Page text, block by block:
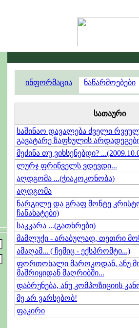
ინფორმაცია ნაწარმოებები
სათაური
საშინაო დავალება ძველი
გავატარე ზაფხულის
მეძინა თუ ვიხსენებდი?
ლურჯ ფრინველს ვდევდი...
აღდგომა ...(ჭიაკოკონობა)
აღდგომა
ნარგილე და გრაფ მონტე
ჩანახატები)
საკკარა ...(გათხრები)
მამლუქი - არაბულად, თეთრი
ამაღამ... ( ჩემიც - ექსპრომტი...)
ფორთოხალი მაროკოდან, ანუ
მაშრიყიდან მაღრიბში...
დაბრუნება, ანუ კომპოზიციის
მე არ ვარსებობ!
ფაკირი